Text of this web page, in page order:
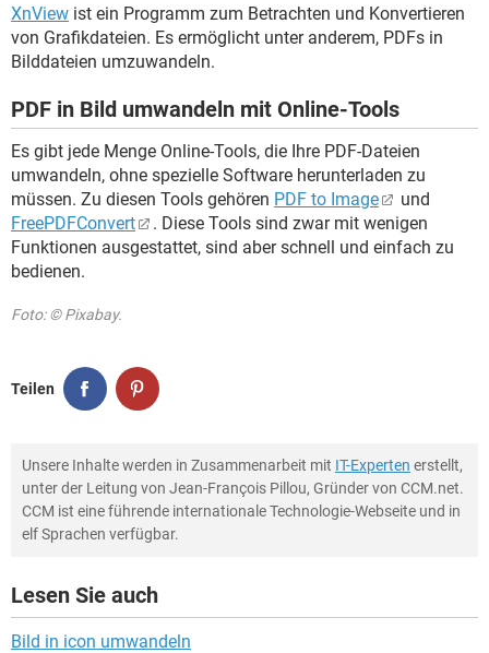
XnView ist ein Programm zum Betrachten und Konvertieren
von Grafikdateien. Es ermöglicht unter anderem, PDFs in
Bilddateien umzuwandeln.
PDF in Bild umwandeln mit Online-Tools
Es gibt jede Menge Online-Tools, die Ihre PDF-Dateien
umwandeln, ohne spezielle Software herunterladen zu
müssen. Zu diesen Tools gehören PDF to Image
und
FreePDFConvert
. Diese Tools sind zwar mit wenigen
Funktionen ausgestattet, sind aber schnell und einfach zu
bedienen.
Foto: © Pixabay.
Teilen
Unsere Inhalte werden in Zusammenarbeit mit IT-Experten erstellt,
unter der Leitung von Jean-François Pillou, Gründer von CCM.net.
CCM ist eine führende internationale Technologie-Webseite und in
elf Sprachen verfügbar.
Lesen Sie auch
Bild in icon umwandeln